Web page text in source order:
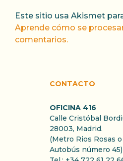
Este sitio usa Akismet
Aprende cómo se
comentarios.
CONTACTO
OFICINA 416
Calle Cristóbal
28003, Madrid.
(Metro Rios Rosas
Autobús número 45)